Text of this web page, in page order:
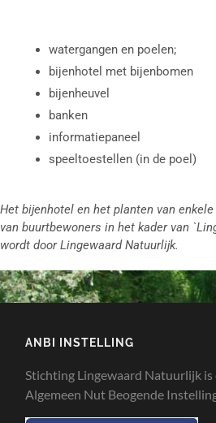
watergangen en poelen;
bijenhotel met bijenbomen
bijenheuvel
banken
informatiepaneel
speeltoestellen (in de poel)
Het bijenhotel en het planten van
van buurtbewoners in het kader van
wordt door Lingewaard Natuurlijk.
ANBI INSTELLING
Stichting Lingewaard Natuurlijk is
Algemeen Nut Beogende